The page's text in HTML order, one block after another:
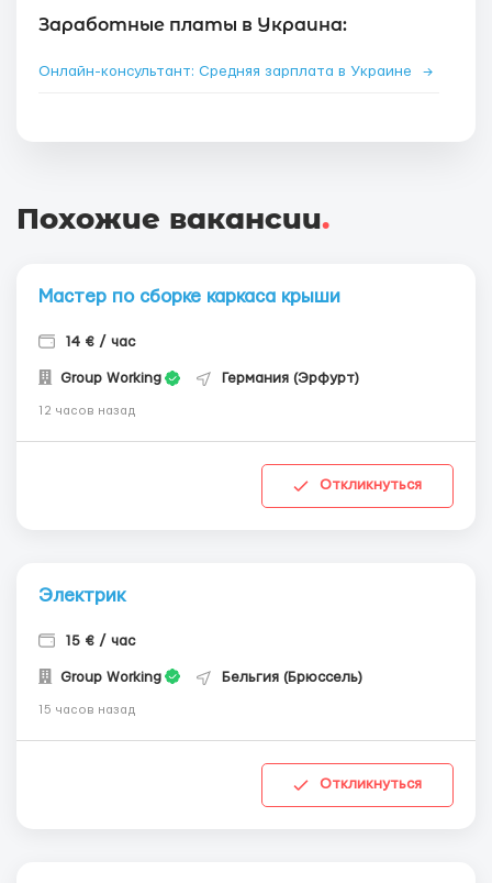
Заработные платы в Украина:
Онлайн-консультант: Средняя зарплата в Украине →
Похожие вакансии.
Мастер по сборке каркаса крыши
14 € / час
Group Working Германия (Эрфурт)
12 часов назад
Откликнуться
Электрик
15 € / час
Group Working Бельгия (Брюссель)
15 часов назад
Откликнуться